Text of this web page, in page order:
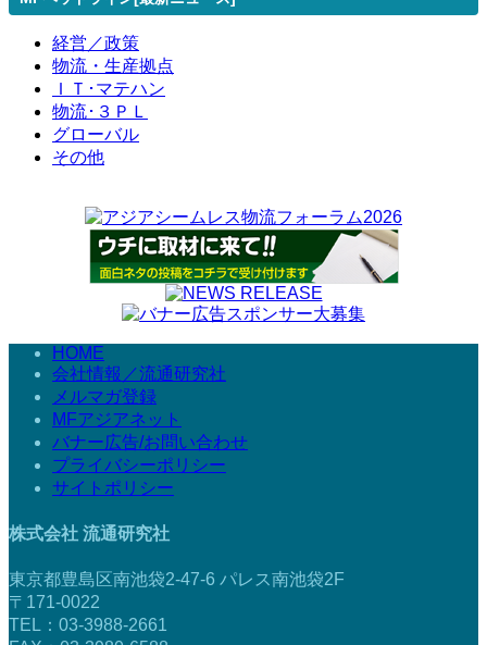
経営／政策
物流・生産拠点
ＩＴ･マテハン
物流･３ＰＬ
グローバル
その他
HOME
会社情報／流通研究社
メルマガ登録
MFアジアネット
バナー広告/お問い合わせ
プライバシーポリシー
サイトポリシー
株式会社 流通研究社
東京都豊島区南池袋2-47-6 パレス南池袋2F
〒171-0022
TEL：03-3988-2661